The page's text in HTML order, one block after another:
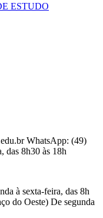
ESTUDO
WhatsApp: (49)
das 8h30 às 18h
à sexta-feira, das 8h
do Oeste) De segunda